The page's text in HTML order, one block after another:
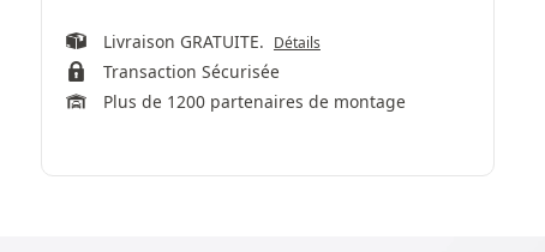
Livraison GRATUITE. Détails
Transaction Sécurisée
Plus de 1200 partenaires de montage